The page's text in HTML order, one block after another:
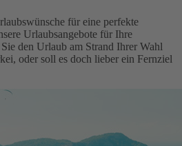
für eine perfekte
Urlaubsangebote für Ihre
den Urlaub am Strand Ihrer Wahl
oder soll es doch lieber ein Fernziel